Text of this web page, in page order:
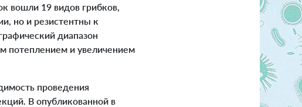
вошли 19 видов грибков,
но и резистентны к
диапазон
потеплением и увеличением
проведения
В опубликованной в